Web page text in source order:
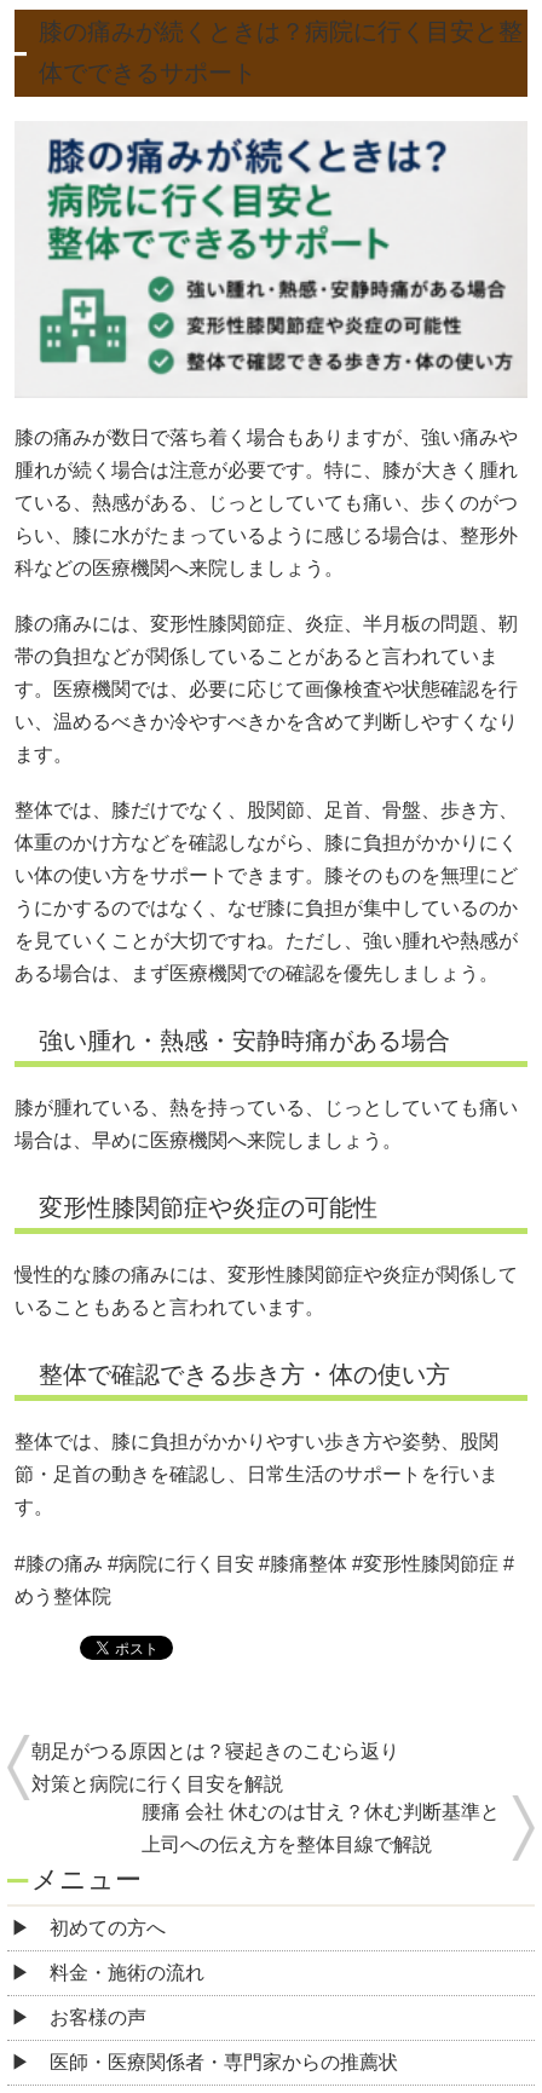
膝の痛みが数日で落ち着く場合もありますが、強い痛みや
腫れが続く場合は注意が必要です。特に、膝が大きく腫れ
ている、熱感がある、じっとしていても痛い、歩くのがつ
らい、膝に水がたまっているように感じる場合は、整形外
科などの医療機関へ来院しましょう。
膝の痛みには、変形性膝関節症、炎症、半月板の問題、靭
帯の負担などが関係していることがあると言われていま
す。医療機関では、必要に応じて画像検査や状態確認を行
い、温めるべきか冷やすべきかを含めて判断しやすくなり
ます。
整体では、膝だけでなく、股関節、足首、骨盤、歩き方、
体重のかけ方などを確認しながら、膝に負担がかかりにく
い体の使い方をサポートできます。膝そのものを無理にど
うにかするのではなく、なぜ膝に負担が集中しているのか
を見ていくことが大切ですね。ただし、強い腫れや熱感が
ある場合は、まず医療機関での確認を優先しましょう。
強い腫れ・熱感・安静時痛がある場合
膝が腫れている、熱を持っている、じっとしていても痛い
場合は、早めに医療機関へ来院しましょう。
変形性膝関節症や炎症の可能性
慢性的な膝の痛みには、変形性膝関節症や炎症が関係して
整体で確認できる歩き方・体の使い方
整体では、膝に負担がかかりやすい歩き方や姿勢、股関
す。
めう整体院
対策と病院に行く目安を解説
メニュー
料金・施術の流れ
お客様の声
医師・医療関係者・専門家からの推薦状
全国の有名整骨院・整体院からの推薦状
院情報・アクセス
スタッフ紹介
よくある質問
ご予約・お問合せ